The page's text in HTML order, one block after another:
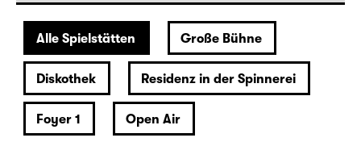
So 27.09.
19:30 — 20:40
Ophelias Tränen
Ein Abend über und unter Wasser für alle süßen Mäuse
von und mit Paula Winteler
Karten